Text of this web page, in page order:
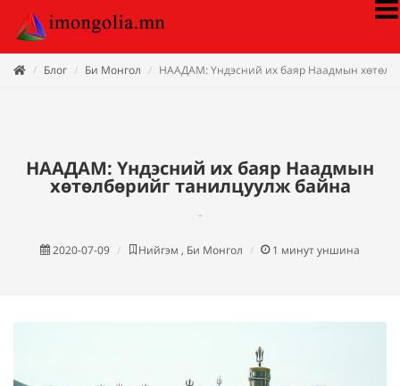
Блог Би Монгол НААДАМ: Үндэсний их баяр Наадмын
НААДАМ: Үндэсний их баяр Наадмын
хөтөлбөрийг танилцуулж байна
-
2020-07-09 Нийгэм , Би Монгол 1 минут уншина